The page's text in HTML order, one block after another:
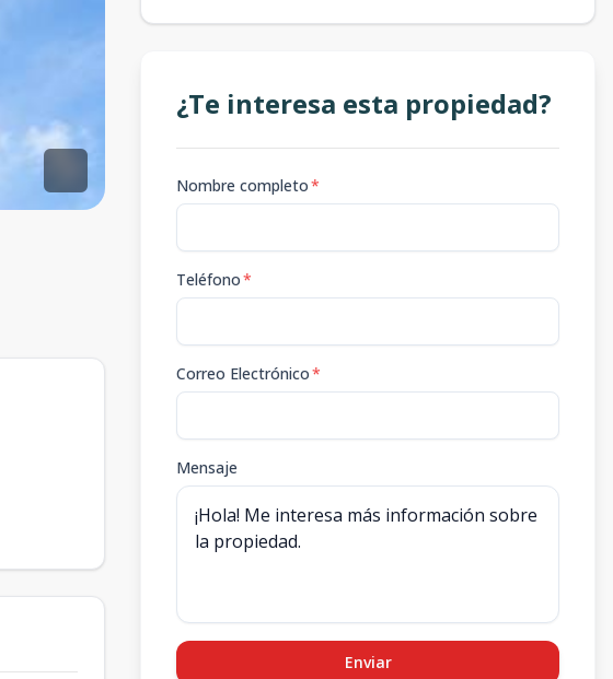
¿Te interesa esta propiedad?
Nombre completo*
Teléfono*
Correo Electrónico*
Mensaje
Enviar